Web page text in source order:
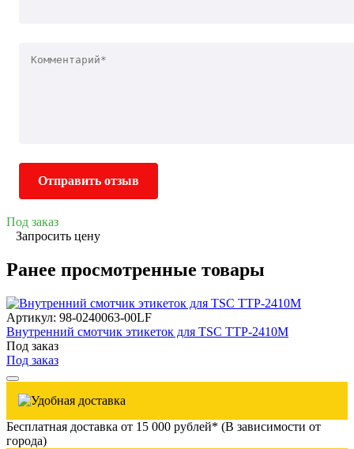
Отправить отзыв
Под заказ
Запросить цену
Ранее просмотренные товары
Артикул: 98-0240063-00LF
Внутренний смотчик этикеток для TSC TTP-2410M
Под заказ
Под заказ
Бесплатная доставка от 15 000 рублей* (В зависимости от
города)